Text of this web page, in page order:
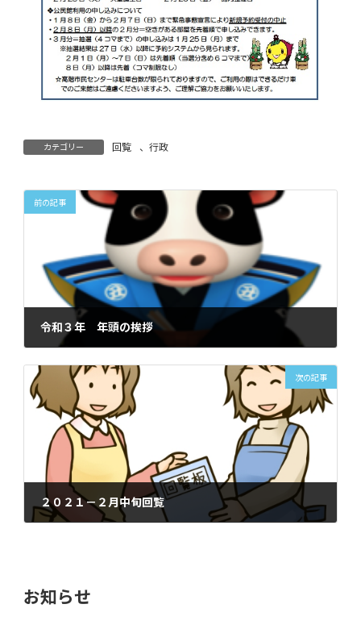
カテゴリー 回覧 、 行政
前の記事
令和３年 年頭の挨拶
次の記事
２０２１－２月中旬回覧
お知らせ